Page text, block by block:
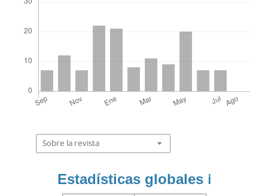
Sobre la revista
Estadísticas globales ℹ️